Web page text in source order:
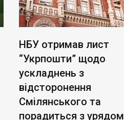
НБУ отримав лист
“Укрпошти” щодо
ускладнень з
відсторонення
Смілянського та
порадиться з урядом